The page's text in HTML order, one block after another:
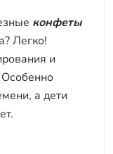
конфеты
Легко!
и
а дети